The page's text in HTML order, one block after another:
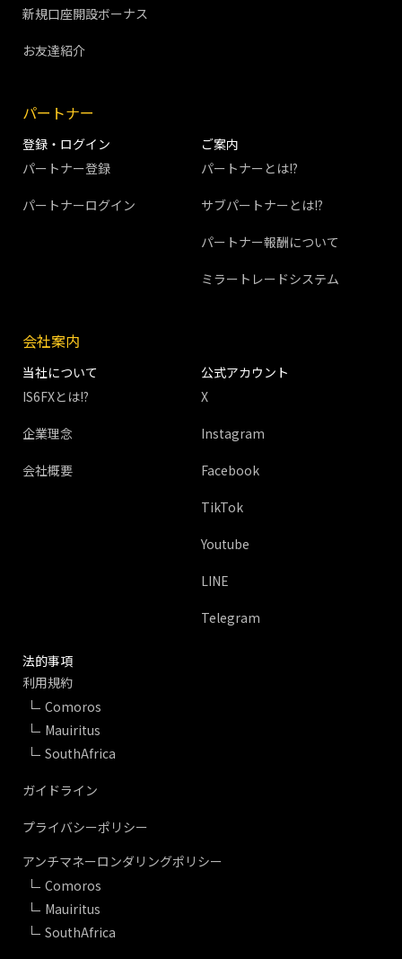
新規口座開設ボーナス
お友達紹介
パートナー
登録・ログイン
パートナー登録
パートナーログイン
ご案内
パートナーとは!?
サブパートナーとは!?
パートナー報酬について
ミラートレードシステム
会社案内
当社について
IS6FXとは!?
企業理念
会社概要
公式アカウント
X
Instagram
Facebook
TikTok
Youtube
LINE
Telegram
法的事項
利用規約
Comoros
Mauiritus
SouthAfrica
ガイドライン
プライバシーポリシー
アンチマネーロンダリングポリシー
Comoros
Mauiritus
SouthAfrica